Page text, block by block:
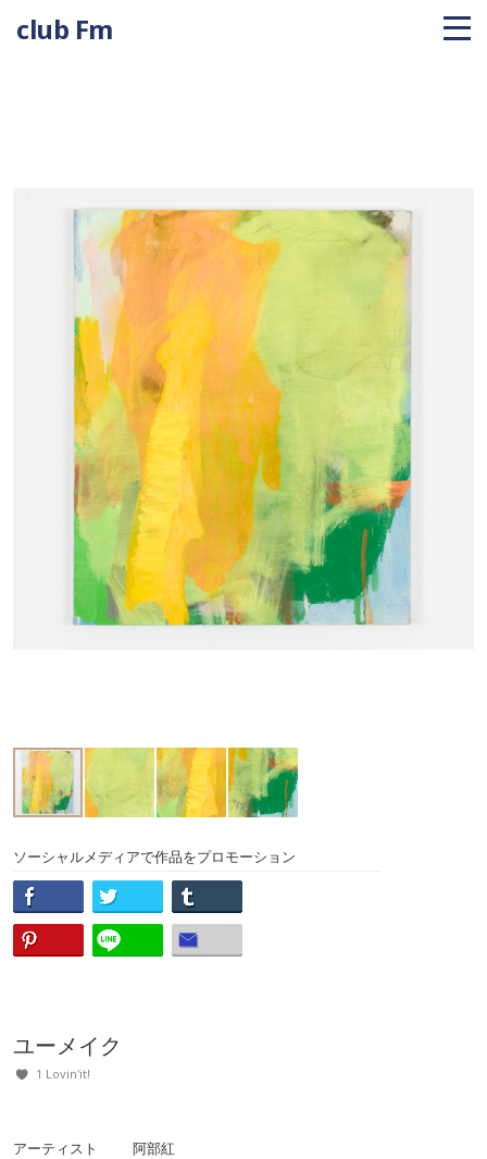
club Fm
ソーシャルメディアで作品をプロモーション
ユーメイク
1 Lovin'it!
アーティスト 阿部紅